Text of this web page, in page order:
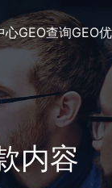
心GEO查询GEO
内容